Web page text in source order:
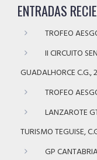
ENTRADAS
TROFEO
II CIRCUITO
GUADALHORCE C.G.,
TROFEO
LANZAROTE
TURISMO TEGUISE,
GP